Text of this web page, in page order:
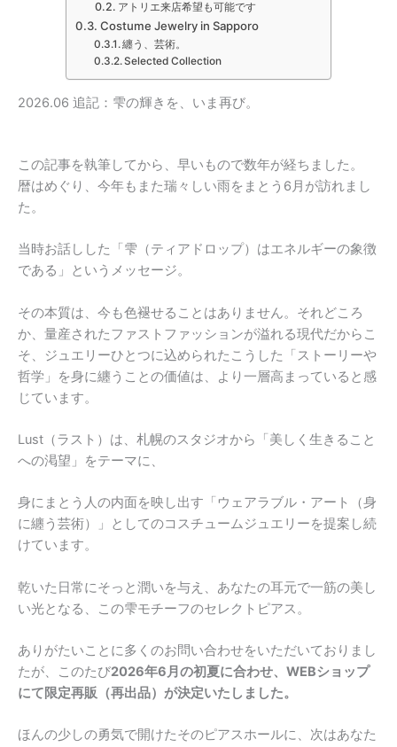
アトリエ来店希望も可能です
Costume Jewelry in Sapporo
纏う、芸術。
Selected Collection
2026.06 追記：雫の輝きを、いま再び。
この記事を執筆してから、早いもので数年が経ちました。
暦はめぐり、今年もまた瑞々しい雨をまとう6月が訪れまし
た。
当時お話しした「雫（ティアドロップ）はエネルギーの象徴
である」というメッセージ。
その本質は、今も色褪せることはありません。それどころ
か、量産されたファストファッションが溢れる現代だからこ
そ、ジュエリーひとつに込められたこうした「ストーリーや
哲学」を身に纏うことの価値は、より一層高まっていると感
じています。
Lust（ラスト）は、札幌のスタジオから「美しく生きること
への渇望」をテーマに、
身にまとう人の内面を映し出す「ウェアラブル・アート（身
に纏う芸術）」としてのコスチュームジュエリーを提案し続
けています。
乾いた日常にそっと潤いを与え、あなたの耳元で一筋の美し
い光となる、この雫モチーフのセレクトピアス。
ありがたいことに多くのお問い合わせをいただいておりまし
たが、このたび2026年6月の初夏に合わせ、WEBショップ
にて限定再販（再出品）が決定いたしました。
ほんの少しの勇気で開けたそのピアスホールに、次はあなた